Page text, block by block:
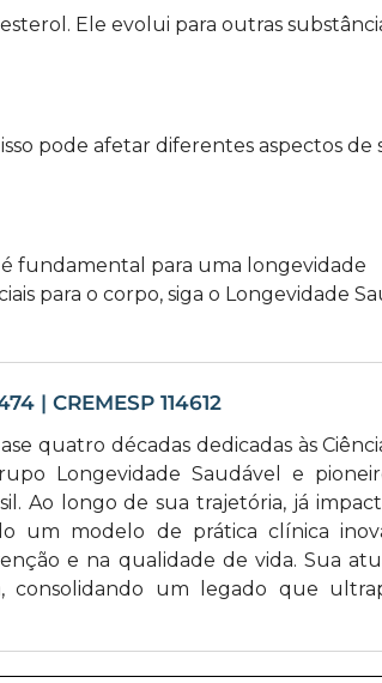
Ele evolui para outras
pode afetar diferentes aspectos de
fundamental para uma longevidade
para o corpo, siga o Longevidade
| CREMESP 114612
quatro décadas dedicadas às
Longevidade Saudável e
Ao longo de sua trajetória, já
um modelo de prática clínica
e na qualidade de vida. Sua
consolidando um legado que